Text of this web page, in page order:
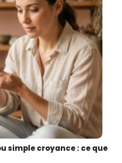
simple croyance : ce que